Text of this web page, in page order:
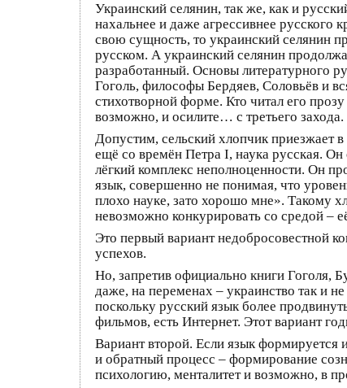
Украинский селянин, так же, как и
нахальнее и даже агрессивнее русского
свою сущность, то украинский селянин
русском. А украинский селянин
разработанный. Основы литературного
Гоголь, философы Бердяев, Соловьёв и
стихотворной форме. Кто читал его
возможно, и осилите… с третьего захода.
Допустим, сельский хлопчик приезжает в
ещё со времён Петра I, наука русская. Он
лёгкий комплекс неполноценности. Он
язык, совершенно не понимая, что
плохо науке, зато хорошо мне». Такому
невозможно конкурировать со средой –
Это первый вариант недобросовестной
успехов.
Но, запретив официально книги Гоголя,
даже, на переменах – украинство так и
поскольку русский язык более
фильмов, есть Интернет. Этот вариант
Вариант второй. Если язык формируется
и обратный процесс – формирование
психологию, менталитет и возможно, в